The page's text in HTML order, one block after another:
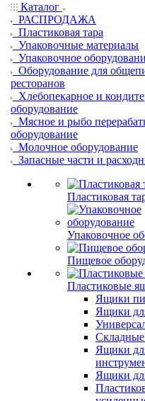
Каталог
РАСПРОДАЖА
Пластиковая тара
Упаковочные материалы
Упаковочное
Оборудование для
ресторанов
Хлебопекарное и
оборудование
Мясное и рыбо
оборудование
Молочное оборудование
Запасные части и
Пластиковая
Упаковочное
Пищевое
Пластиковые
Ящики
Ящики
Ящики
Ящики